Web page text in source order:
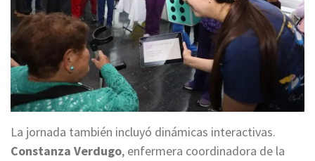
La jornada también incluyó dinámicas interactivas.
Constanza Verdugo, enfermera coordinadora de la